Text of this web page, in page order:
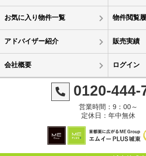
お気に入り物件一覧 物件閲覧
アドバイザー紹介 販売実績
会社概要 ログイン
0120-444-
営業時間：9：00～
定休日：年中無休